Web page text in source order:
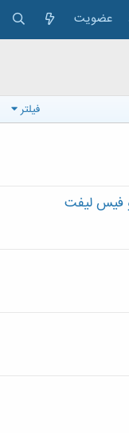
عضویت
فیلتر
فیس لیفت